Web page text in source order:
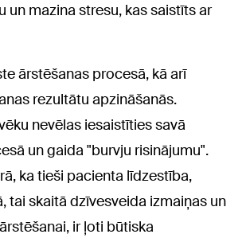
un mazina stresu, kas saistīts ar
ārstēšanas procesā, kā arī
rezultātu apzināšanās.
nevēlas iesaistīties savā
un gaida "burvju risinājumu".
ka tieši pacienta līdzestība,
tai skaitā dzīvesveida izmaiņas un
ir ļoti būtiska